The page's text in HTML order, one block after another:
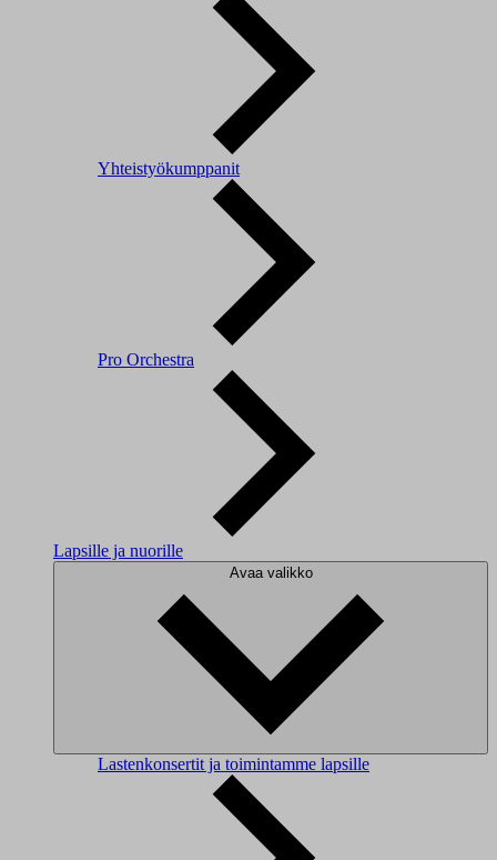
Yhteistyökumppanit
Pro Orchestra
Lapsille ja nuorille
Avaa valikko
Lastenkonsertit ja toimintamme lapsille